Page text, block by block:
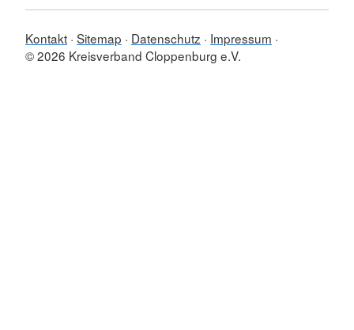
Kontakt Sitemap Datenschutz
Impressum
© 2026 Kreisverband Cloppenburg e.V.